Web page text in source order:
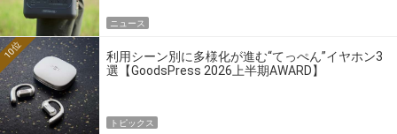
ニュース
利用シーン別に多様化が進む“てっぺん”イヤホン3
選【GoodsPress 2026上半期AWARD】
10位
トピックス